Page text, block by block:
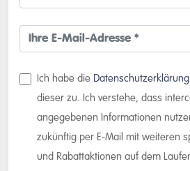
Ich habe die Datenschutzerklärung
dieser zu. Ich verstehe, dass
angegebenen Informationen
zukünftig per E-Mail mit weiteren
und Rabattaktionen auf dem